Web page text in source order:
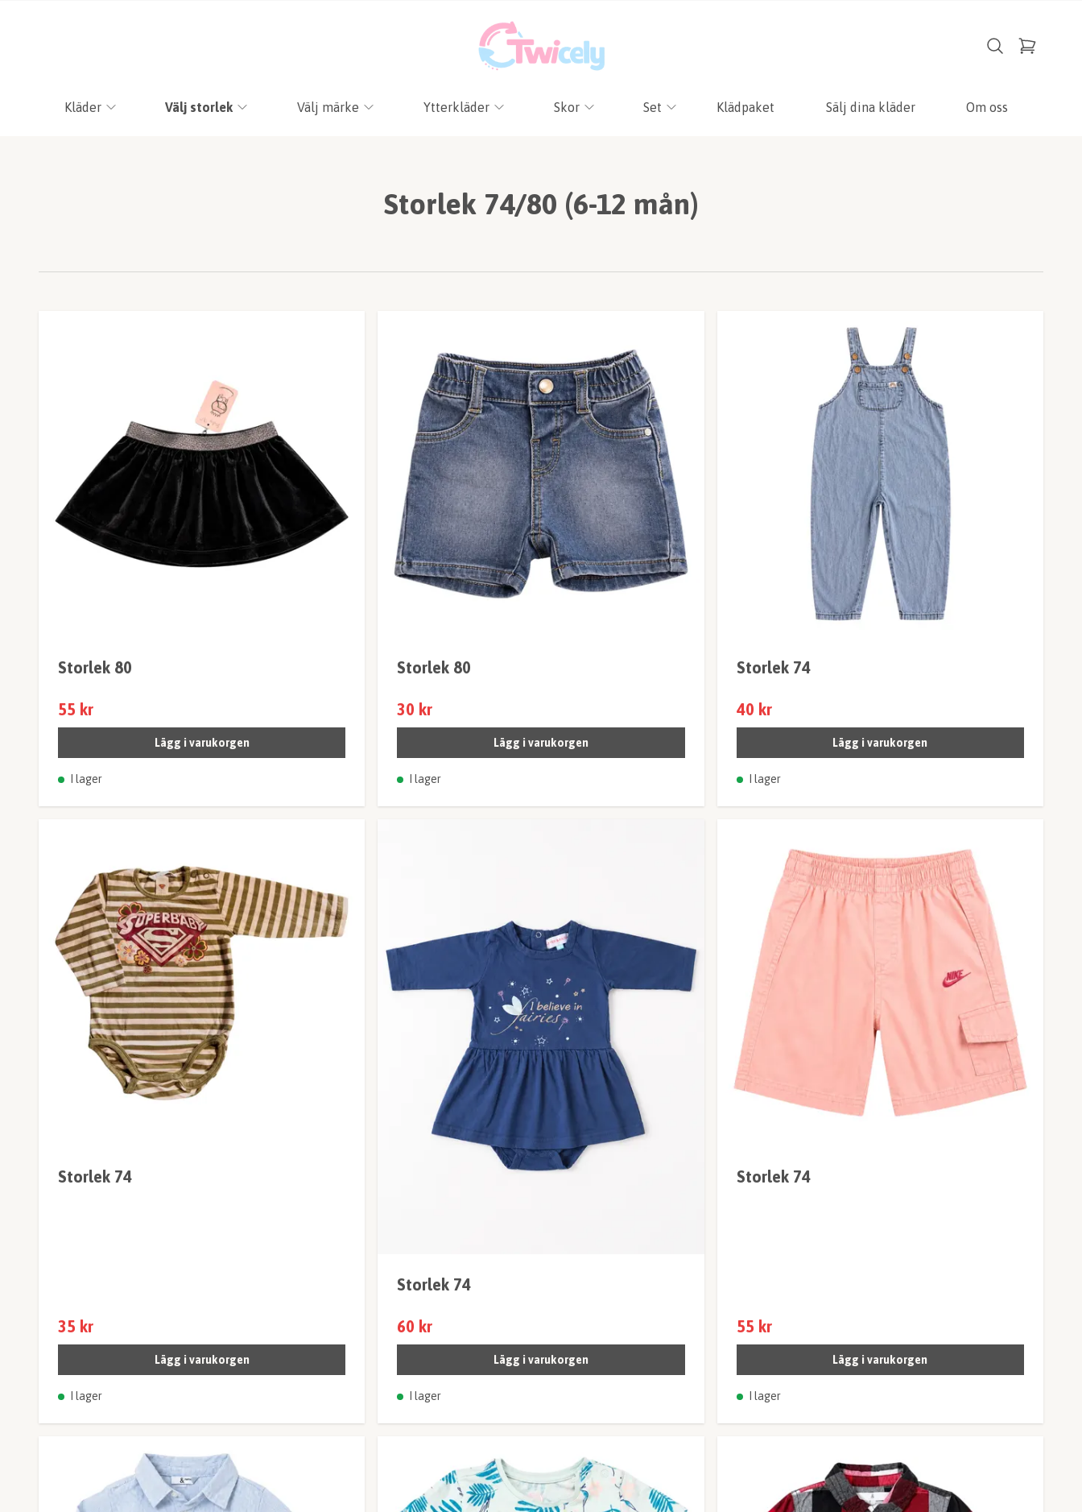
Kläder Välj storlek Välj märke Ytterkläder Skor Set Klädpaket Sälj dina kläder Om oss
Storlek 74/80 (6-12 mån)
Storlek 80
55 kr
Lägg i varukorgen
I lager
Storlek 80
30 kr
Lägg i varukorgen
I lager
Storlek 74
40 kr
Lägg i varukorgen
I lager
Storlek 74
35 kr
Lägg i varukorgen
I lager
Storlek 74
60 kr
Lägg i varukorgen
I lager
Storlek 74
55 kr
Lägg i varukorgen
I lager